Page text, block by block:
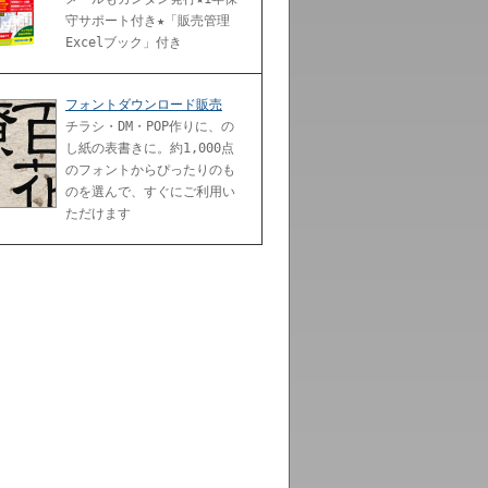
守サポート付き★「販売管理
Excelブック」付き
フォントダウンロード販売
チラシ・DM・POP作りに、の
し紙の表書きに。約1,000点
のフォントからぴったりのも
のを選んで、すぐにご利用い
ただけます